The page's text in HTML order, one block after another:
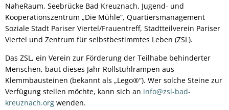
NaheRaum, Seebrücke Bad Kreuznach, Jugend- und
Kooperationszentrum „Die Mühle“, Quartiersmanagement
Soziale Stadt Pariser Viertel/Frauentreff, Stadtteilverein Pariser
Viertel und Zentrum für selbstbestimmtes Leben (ZSL).
Das ZSL, ein Verein zur Förderung der Teilhabe behinderter
Menschen, baut dieses Jahr Rollstuhlrampen aus
Klemmbausteinen (bekannt als „Lego®“). Wer solche Steine zur
Verfügung stellen möchte, kann sich an info@zsl-bad-
kreuznach.org wenden.